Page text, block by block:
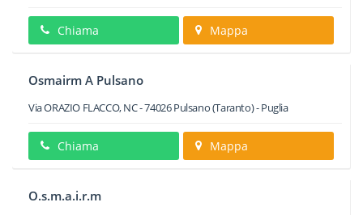
Chiama Mappa
Osmairm A Pulsano
Via ORAZIO FLACCO, NC-74026Pulsano(Taranto) -Puglia
Chiama Mappa
O.s.m.a.i.r.m